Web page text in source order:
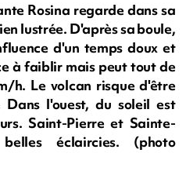
Rosina regarde dans sa
lustrée. D'après sa boule,
d'un temps doux et
à faiblir mais peut tout de
h. Le volcan risque d'être
Dans l'ouest, du soleil est
Saint-Pierre et Sainte-
éclaircies. (photo